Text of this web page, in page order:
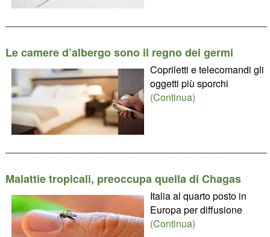
Le camere d’albergo sono il regno dei germi
Copriletti e telecomandi gli
oggetti più sporchi
(Continua)
Malattie tropicali, preoccupa quella di Chagas
Italia al quarto posto in
Europa per diffusione
(Continua)